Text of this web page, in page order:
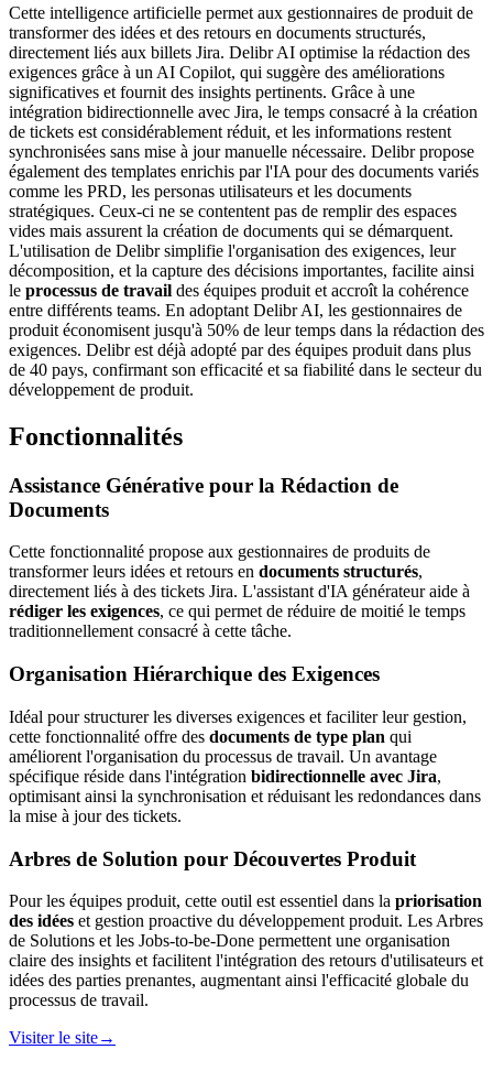
Cette intelligence artificielle permet aux gestionnaires de produit de
transformer des idées et des retours en documents structurés,
directement liés aux billets Jira. Delibr AI optimise la rédaction des
exigences grâce à un AI Copilot, qui suggère des améliorations
significatives et fournit des insights pertinents. Grâce à une
intégration bidirectionnelle avec Jira, le temps consacré à la création
de tickets est considérablement réduit, et les informations restent
synchronisées sans mise à jour manuelle nécessaire. Delibr propose
également des templates enrichis par l'IA pour des documents variés
comme les PRD, les personas utilisateurs et les documents
stratégiques. Ceux-ci ne se contentent pas de remplir des espaces
vides mais assurent la création de documents qui se démarquent.
L'utilisation de Delibr simplifie l'organisation des exigences, leur
décomposition, et la capture des décisions importantes, facilite ainsi
le processus de travail des équipes produit et accroît la cohérence
entre différents teams. En adoptant Delibr AI, les gestionnaires de
produit économisent jusqu'à 50% de leur temps dans la rédaction des
exigences. Delibr est déjà adopté par des équipes produit dans plus
de 40 pays, confirmant son efficacité et sa fiabilité dans le secteur du
développement de produit.
Fonctionnalités
Assistance Générative pour la Rédaction de
Documents
Cette fonctionnalité propose aux gestionnaires de produits de
transformer leurs idées et retours en documents structurés,
directement liés à des tickets Jira. L'assistant d'IA générateur aide à
rédiger les exigences, ce qui permet de réduire de moitié le temps
traditionnellement consacré à cette tâche.
Organisation Hiérarchique des Exigences
Idéal pour structurer les diverses exigences et faciliter leur gestion,
cette fonctionnalité offre des documents de type plan qui
améliorent l'organisation du processus de travail. Un avantage
spécifique réside dans l'intégration bidirectionnelle avec Jira,
optimisant ainsi la synchronisation et réduisant les redondances dans
la mise à jour des tickets.
Arbres de Solution pour Découvertes Produit
Pour les équipes produit, cette outil est essentiel dans la priorisation
des idées et gestion proactive du développement produit. Les Arbres
de Solutions et les Jobs-to-be-Done permettent une organisation
claire des insights et facilitent l'intégration des retours d'utilisateurs et
idées des parties prenantes, augmentant ainsi l'efficacité globale du
processus de travail.
Visiter le site→